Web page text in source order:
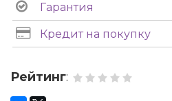
Гарантия
Кредит на покупку
Рейтинг: